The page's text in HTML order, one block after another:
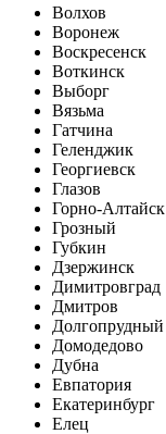
Волхов
Воронеж
Воскресенск
Воткинск
Выборг
Вязьма
Гатчина
Геленджик
Георгиевск
Глазов
Горно-Алтайск
Грозный
Губкин
Дзержинск
Димитровград
Дмитров
Долгопрудный
Домодедово
Дубна
Евпатория
Екатеринбург
Елец